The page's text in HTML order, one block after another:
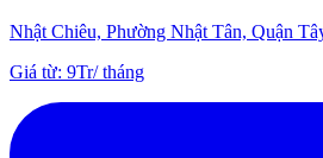
Nhật Chiêu, Phường Nhật Tân, Quận
Giá từ: 9Tr/tháng